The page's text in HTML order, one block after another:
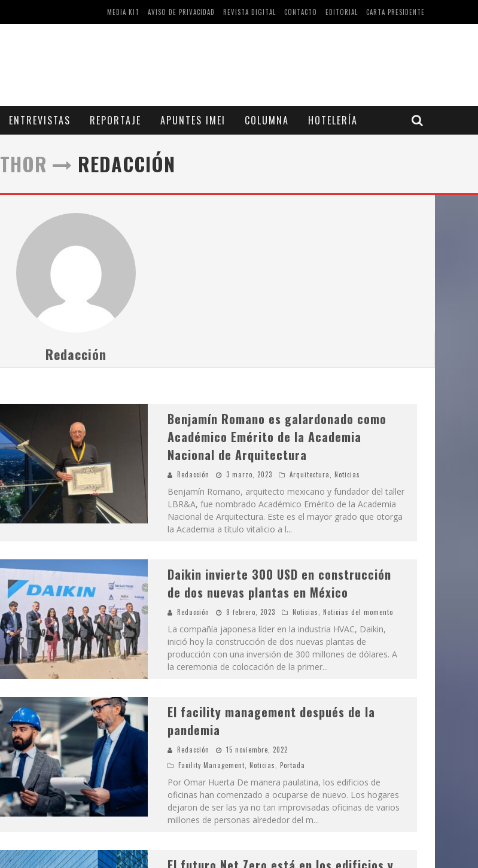
DISPONIBLES
CARTA PRESIDENTE
EDITORIAL
CONTACTO
REVISTA DIGITAL
AVISO DE PRIVACIDAD
MEDIA KIT
ENTREVISTAS REPORTAJE APUNTES IMEI COLUMNA HOTELERÍA
REDACCIÓN
Redacción
Benjamín Romano es galardonado como
Académico Emérito de la Academia
Nacional de Arquitectura
Redacción 3 marzo, 2023 Arquitectura Noticias
Benjamín Romano, arquitecto mexicano y fundador del taller
LBR&A, fue nombrado Académico Emérito de la Academia
Nacional de Arquitectura. Este es el mayor grado que otorga
la Academia a título vitalicio a l...
Daikin invierte 300 USD en construcción
de dos nuevas plantas en México
Redacción 9 febrero, 2023 Noticias Noticias del momento
La compañía japonesa líder en la industria HVAC, Daikin,
inició hoy la construcción de dos nuevas plantas de
producción con una inversión de 300 millones de dólares. A
la ceremonia de colocación de la primer...
El facility management después de la
pandemia
Redacción
15 noviembre, 2022
Facility Management Noticias Portada
Por Omar Huerta De manera paulatina, los edificios de
oficinas han comenzado a ocuparse de nuevo. Los hogares
dejaron de ser las ya no tan improvisadas oficinas de varios
millones de personas alrededor del m...